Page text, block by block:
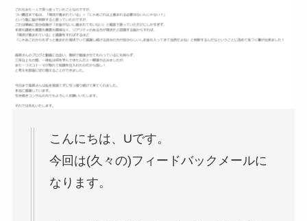
こんにちは、Uです。
今回は(久々の)フィードバックメールに
なります。